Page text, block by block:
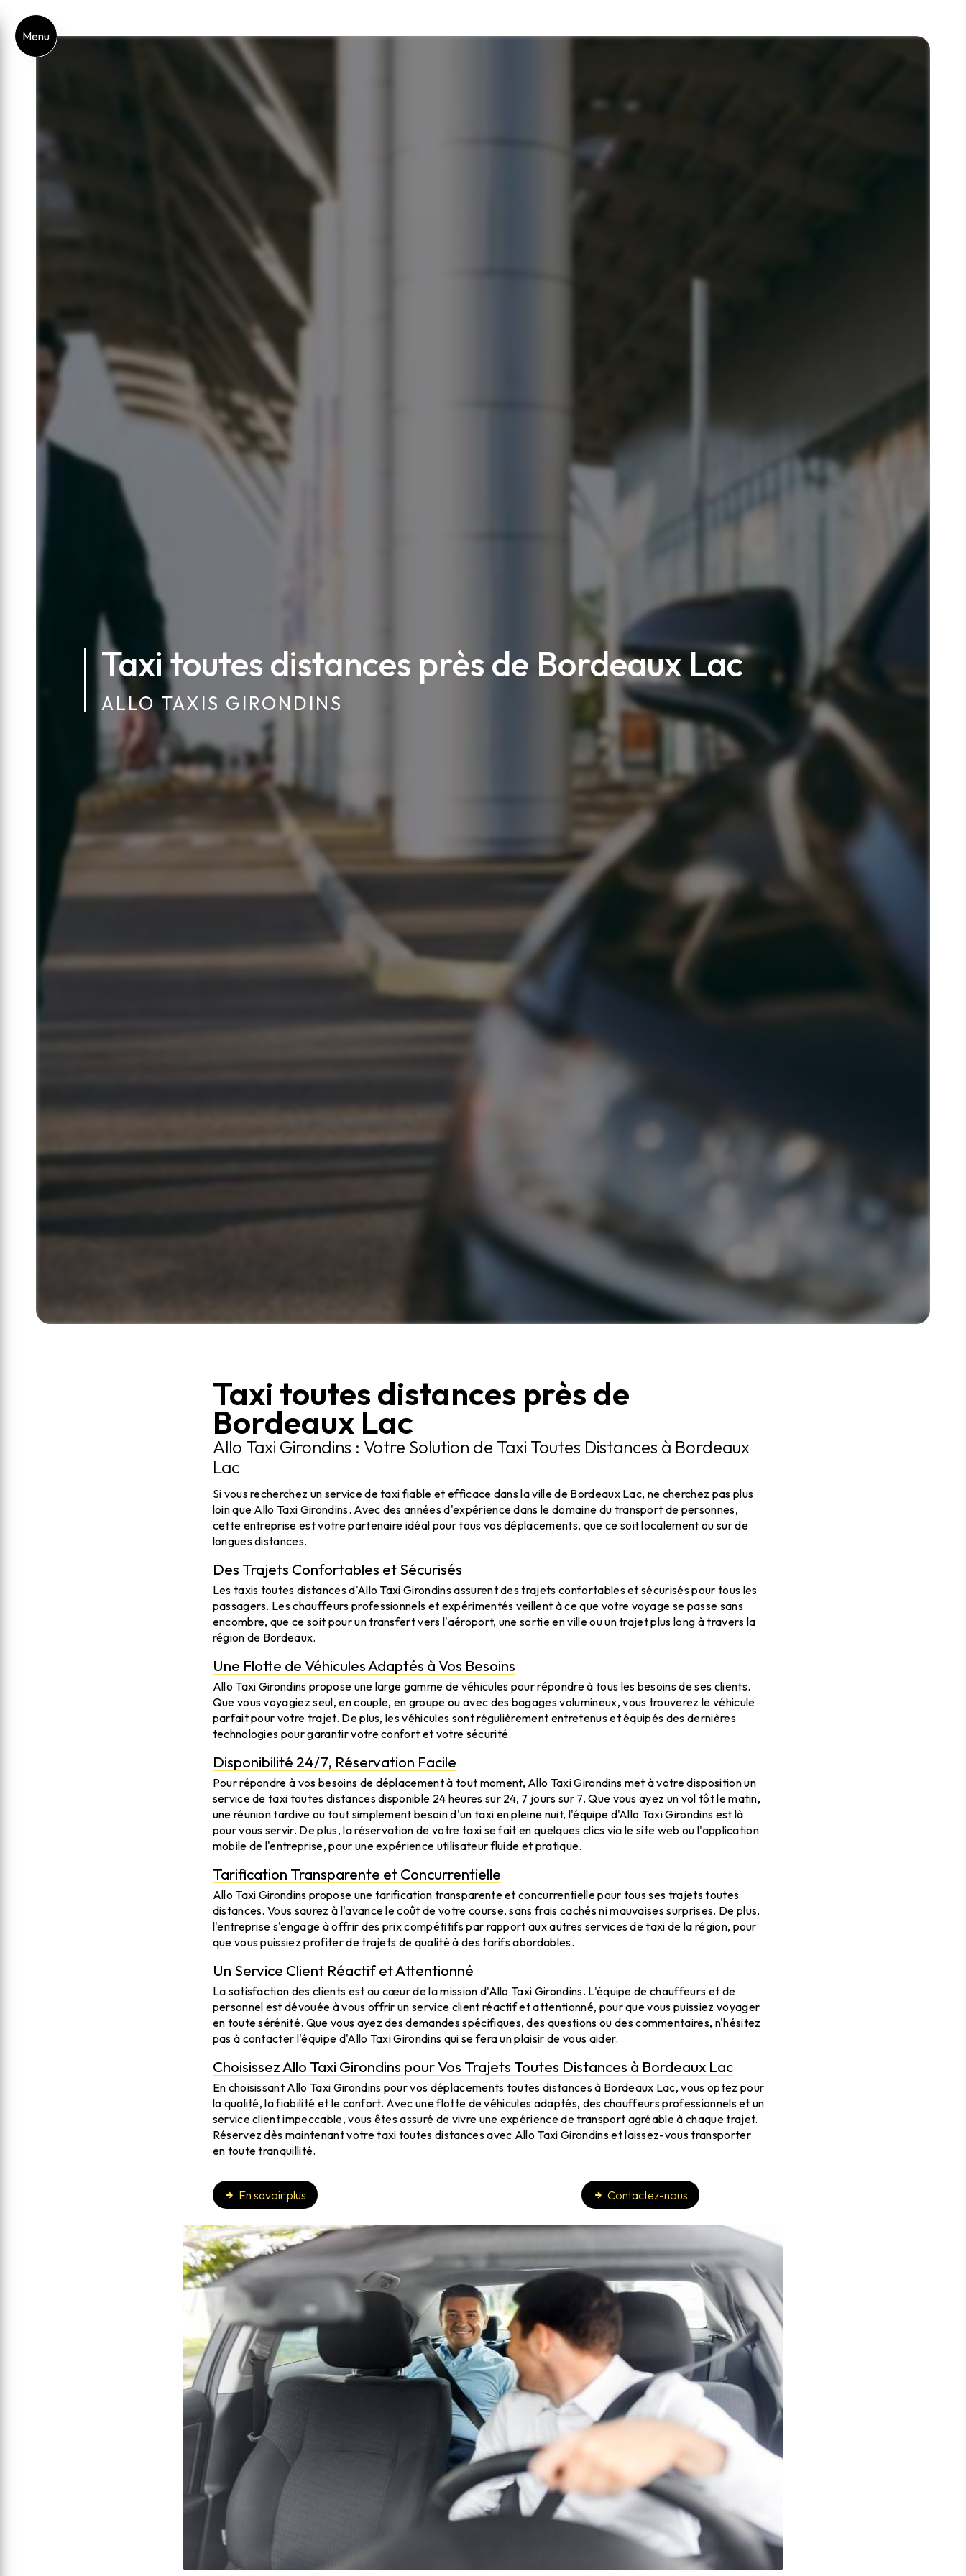
Menu
Taxi toutes distances près de Bordeaux Lac
ALLO TAXIS GIRONDINS
Taxi toutes distances près de
Bordeaux Lac
Allo Taxi Girondins : Votre Solution de Taxi Toutes Distances à Bordeaux
Lac
Si vous recherchez un service de taxi fiable et efficace dans la ville de Bordeaux Lac, ne cherchez pas plus
loin que Allo Taxi Girondins. Avec des années d'expérience dans le domaine du transport de personnes,
cette entreprise est votre partenaire idéal pour tous vos déplacements, que ce soit localement ou sur de
longues distances.
Des Trajets Confortables et Sécurisés
Les taxis toutes distances d'Allo Taxi Girondins assurent des trajets confortables et sécurisés pour tous les
passagers. Les chauffeurs professionnels et expérimentés veillent à ce que votre voyage se passe sans
encombre, que ce soit pour un transfert vers l'aéroport, une sortie en ville ou un trajet plus long à travers la
région de Bordeaux.
Une Flotte de Véhicules Adaptés à Vos Besoins
Allo Taxi Girondins propose une large gamme de véhicules pour répondre à tous les besoins de ses clients.
Que vous voyagiez seul, en couple, en groupe ou avec des bagages volumineux, vous trouverez le véhicule
parfait pour votre trajet. De plus, les véhicules sont régulièrement entretenus et équipés des dernières
technologies pour garantir votre confort et votre sécurité.
Disponibilité 24/7, Réservation Facile
Pour répondre à vos besoins de déplacement à tout moment, Allo Taxi Girondins met à votre disposition un
service de taxi toutes distances disponible 24 heures sur 24, 7 jours sur 7. Que vous ayez un vol tôt le matin,
une réunion tardive ou tout simplement besoin d'un taxi en pleine nuit, l'équipe d'Allo Taxi Girondins est là
pour vous servir. De plus, la réservation de votre taxi se fait en quelques clics via le site web ou l'application
mobile de l'entreprise, pour une expérience utilisateur fluide et pratique.
Tarification Transparente et Concurrentielle
Allo Taxi Girondins propose une tarification transparente et concurrentielle pour tous ses trajets toutes
distances. Vous saurez à l'avance le coût de votre course, sans frais cachés ni mauvaises surprises. De plus,
l'entreprise s'engage à offrir des prix compétitifs par rapport aux autres services de taxi de la région, pour
que vous puissiez profiter de trajets de qualité à des tarifs abordables.
Un Service Client Réactif et Attentionné
La satisfaction des clients est au cœur de la mission d'Allo Taxi Girondins. L'équipe de chauffeurs et de
personnel est dévouée à vous offrir un service client réactif et attentionné, pour que vous puissiez voyager
en toute sérénité. Que vous ayez des demandes spécifiques, des questions ou des commentaires, n'hésitez
pas à contacter l'équipe d'Allo Taxi Girondins qui se fera un plaisir de vous aider.
Choisissez Allo Taxi Girondins pour Vos Trajets Toutes Distances à Bordeaux Lac
En choisissant Allo Taxi Girondins pour vos déplacements toutes distances à Bordeaux Lac, vous optez pour
la qualité, la fiabilité et le confort. Avec une flotte de véhicules adaptés, des chauffeurs professionnels et un
service client impeccable, vous êtes assuré de vivre une expérience de transport agréable à chaque trajet.
Réservez dès maintenant votre taxi toutes distances avec Allo Taxi Girondins et laissez-vous transporter
en toute tranquillité.
En savoir plus Contactez-nous